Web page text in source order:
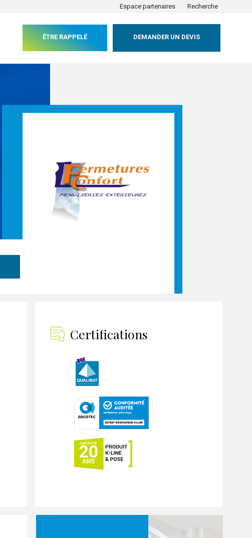
Espace partenaires Recherche
ÊTRE RAPPELÉ DEMANDER UN DEVIS
Certifications